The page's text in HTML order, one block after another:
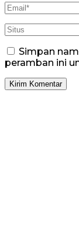
Simpan
peramban ini